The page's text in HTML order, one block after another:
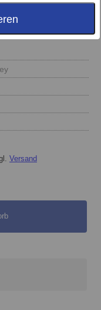
Versand